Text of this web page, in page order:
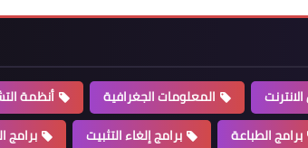
المعلومات الجغرافية أنظمة
برامج الطباعة برامج إلغاء التثبيت برامج